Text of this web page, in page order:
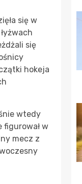
się w
się
hokeja
wtedy
figurował w
mecz z